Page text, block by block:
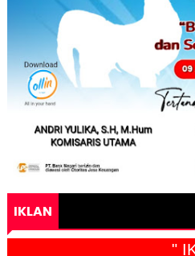
IKLAN
" IKLAN "